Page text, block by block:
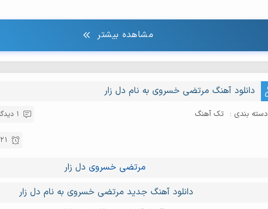
مشاهده بیشتر
دانلود آهنگ مرتضی خسروی به نام دل زار
دسته بندی : تک آهنگ 1 دیدگاه
21 فروردین 1401
مرتضی خسروی دل زار
دانلود آهنگ جدید مرتضی خسروی به نام دل زار